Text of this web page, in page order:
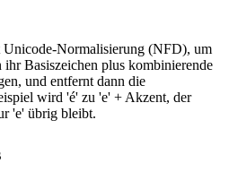
Unicode-Normalisierung (NFD), um
Basiszeichen plus kombinierende
und entfernt dann die
wird 'é' zu 'e' + Akzent, der
'e' übrig bleibt.